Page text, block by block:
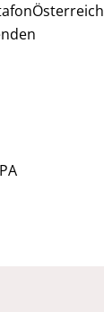
Österreich